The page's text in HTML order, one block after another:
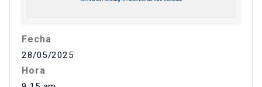
Fecha
28/05/2025
Hora